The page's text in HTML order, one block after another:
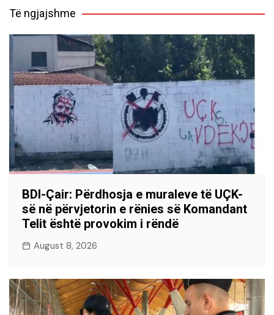
Të ngjajshme
BDI-Çair: Përdhosja e muraleve të UÇK-
së në përvjetorin e rënies së Komandant
Telit është provokim i rëndë
August 8, 2026